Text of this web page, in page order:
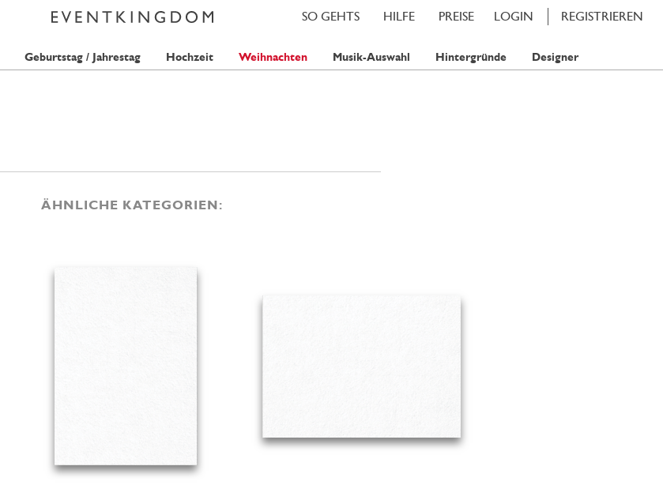
LOGIN REGISTRIEREN
PREISE
HILFE
SO GEHTS
Geburtstag / Jahrestag Hochzeit Weihnachten Musik-Auswahl Hintergründe Designer
ÄHNLICHE KATEGORIEN: